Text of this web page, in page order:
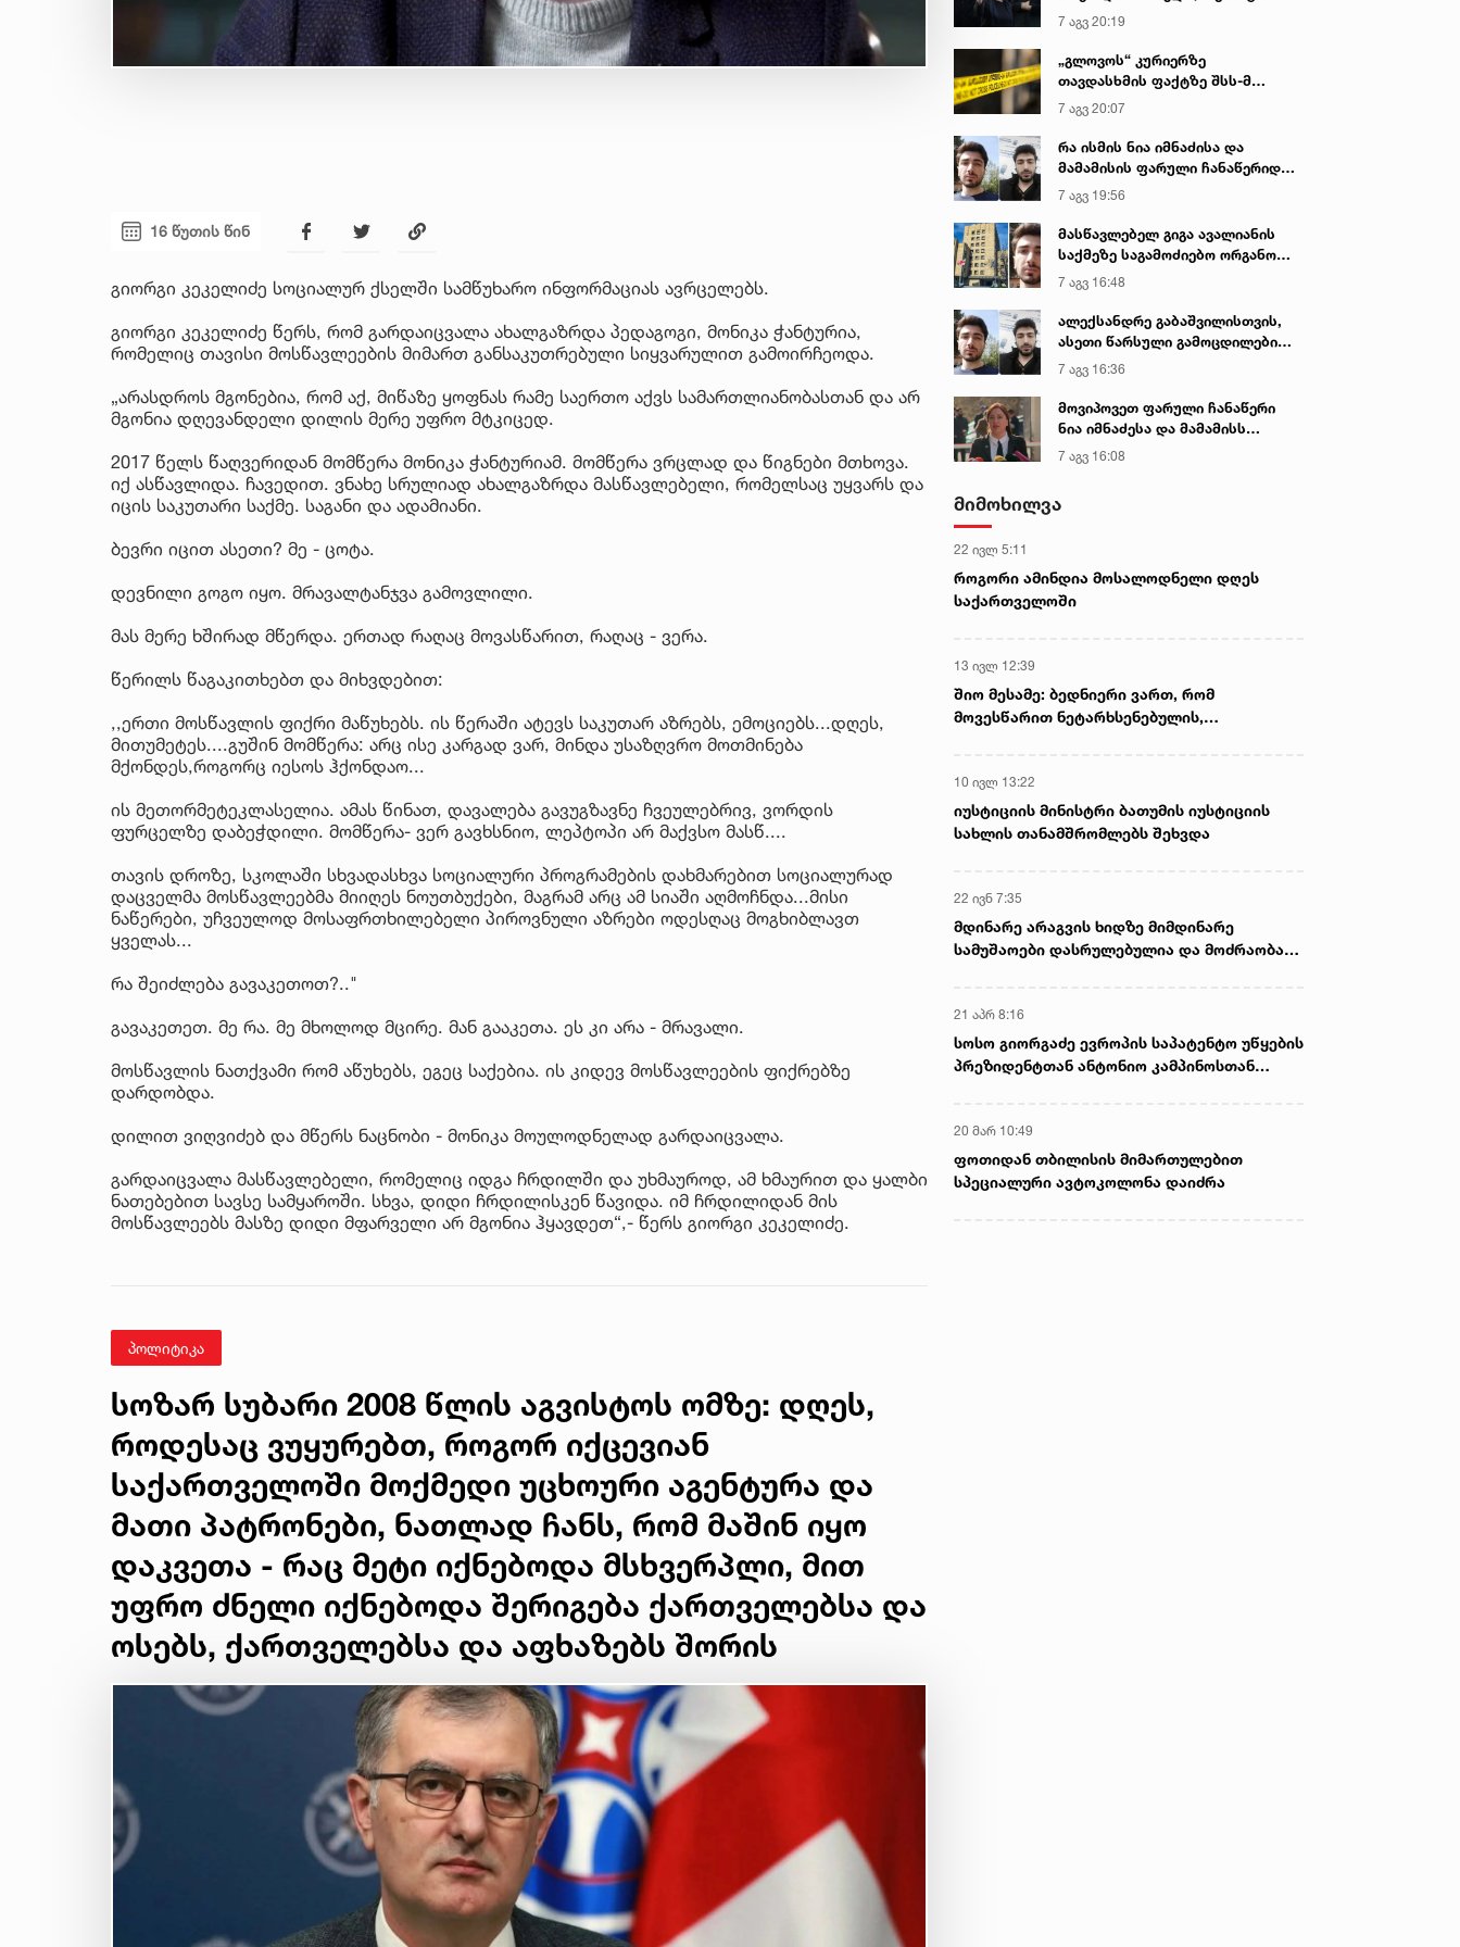
16 წუთის წინ
გიორგი კეკელიძე სოციალურ ქსელში სამწუხარო ინფორმაციას ავრცელებს.
გიორგი კეკელიძე წერს, რომ გარდაიცვალა ახალგაზრდა პედაგოგი, მონიკა ჭანტურია,
რომელიც თავისი მოსწავლეების მიმართ განსაკუთრებული სიყვარულით გამოირჩეოდა.
„არასდროს მგონებია, რომ აქ, მიწაზე ყოფნას რამე საერთო აქვს სამართლიანობასთან და არ
მგონია დღევანდელი დილის მერე უფრო მტკიცედ.
2017 წელს წაღვერიდან მომწერა მონიკა ჭანტურიამ. მომწერა ვრცლად და წიგნები მთხოვა.
იქ ასწავლიდა. ჩავედით. ვნახე სრულიად ახალგაზრდა მასწავლებელი, რომელსაც უყვარს და
იცის საკუთარი საქმე. საგანი და ადამიანი.
ბევრი იცით ასეთი? მე - ცოტა.
დევნილი გოგო იყო. მრავალტანჯვა გამოვლილი.
მას მერე ხშირად მწერდა. ერთად რაღაც მოვასწარით, რაღაც - ვერა.
წერილს წაგაკითხებთ და მიხვდებით:
,,ერთი მოსწავლის ფიქრი მაწუხებს. ის წერაში ატევს საკუთარ აზრებს, ემოციებს...დღეს,
მითუმეტეს....გუშინ მომწერა: არც ისე კარგად ვარ, მინდა უსაზღვრო მოთმინება
მქონდეს,როგორც იესოს ჰქონდაო...
ის მეთორმეტეკლასელია. ამას წინათ, დავალება გავუგზავნე ჩვეულებრივ, ვორდის
ფურცელზე დაბეჭდილი. მომწერა- ვერ გავხსნიო, ლეპტოპი არ მაქვსო მასწ....
თავის დროზე, სკოლაში სხვადასხვა სოციალური პროგრამების დახმარებით სოციალურად
დაცველმა მოსწავლეებმა მიიღეს ნოუთბუქები, მაგრამ არც ამ სიაში აღმოჩნდა...მისი
ნაწერები, უჩვეულოდ მოსაფრთხილებელი პიროვნული აზრები ოდესღაც მოგხიბლავთ
ყველას...
რა შეიძლება გავაკეთოთ?.."
გავაკეთეთ. მე რა. მე მხოლოდ მცირე. მან გააკეთა. ეს კი არა - მრავალი.
მოსწავლის ნათქვამი რომ აწუხებს, ეგეც საქებია. ის კიდევ მოსწავლეების ფიქრებზე
დარდობდა.
დილით ვიღვიძებ და მწერს ნაცნობი - მონიკა მოულოდნელად გარდაიცვალა.
გარდაიცვალა მასწავლებელი, რომელიც იდგა ჩრდილში და უხმაუროდ, ამ ხმაურით და ყალბი
ნათებებით სავსე სამყაროში. სხვა, დიდი ჩრდილისკენ წავიდა. იმ ჩრდილიდან მის
მოსწავლეებს მასზე დიდი მფარველი არ მგონია ჰყავდეთ“,- წერს გიორგი კეკელიძე.
პოლიტიკა
სოზარ სუბარი 2008 წლის აგვისტოს ომზე: დღეს,
როდესაც ვუყურებთ, როგორ იქცევიან
საქართველოში მოქმედი უცხოური აგენტურა და
მათი პატრონები, ნათლად ჩანს, რომ მაშინ იყო
დაკვეთა - რაც მეტი იქნებოდა მსხვერპლი, მით
უფრო ძნელი იქნებოდა შერიგება ქართველებსა და
ოსებს, ქართველებსა და აფხაზებს შორის
იყო ნია იმნაძე წამქეზებელი...“ -
გიგა ავალიანის დედა
7 აგვ 20:19
„გლოვოს“ კურიერზე
თავდასხმის ფაქტზე შსს-მ
გამოძიება დაიწყო
7 აგვ 20:07
რა ისმის ნია იმნაძისა და
მამამისის ფარული ჩანაწერიდან
- გიგა ავალიანის მკვლელობის
საქმე
7 აგვ 19:56
მასწავლებელ გიგა ავალიანის
საქმეზე საგამოძიებო ორგანო
დაკავებულ არასრულწლოვნებს -
ნია იმნაძესა და ანასტასია
ბერუაშვილს 30 დღის
განმავლობაში ფარულად
7 აგვ 16:48
ალექსანდრე გაბაშვილისთვის,
ასეთი წარსული გამოცდილების
ადამიანისთვის ინფორმაციის
მიწოდება, რომ მასწავლებელი
სექსუალურად ავიწროებდა,
ფაქტობრივად, წაქეზება იყო -
7 აგვ 16:36
მოვიპოვეთ ფარული ჩანაწერი
ნია იმნაძესა და მამამისს
შორის, განიხილავდნენ, როგორ
ჩაიდინა გაბაშვილმა დანაშაული
არასწორად მოიქცა, თუმცა
ეპოქაში სხვანაირად ხდება -
პროკურორი
7 აგვ 16:08
მიმოხილვა
22 ივლ 5:11
როგორი ამინდია მოსალოდნელი დღეს
საქართველოში
13 ივლ 12:39
შიო მესამე: ბედნიერი ვართ, რომ
მოვესწარით ნეტარხსენებულის,
10 ივლ 13:22
იუსტიციის მინისტრი ბათუმის იუსტიციის
სახლის თანამშრომლებს შეხვდა
22 ივნ 7:35
მდინარე არაგვის ხიდზე მიმდინარე
სამუშაოები დასრულებულია და მოძრაობა
21 აპრ 8:16
სოსო გიორგაძე ევროპის საპატენტო უწყების
პრეზიდენტთან ანტონიო კამპინოსთან
20 მარ 10:49
ფოთიდან თბილისის მიმართულებით
სპეციალური ავტოკოლონა დაიძრა